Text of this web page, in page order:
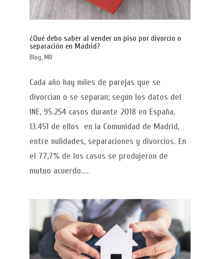
¿Qué debo saber al vender un piso por divorcio o
separación en Madrid?
Blog,MR
Cada año hay miles de parejas que se
divorcian o se separan; según los datos del
INE, 95.254 casos durante 2018 en España,
13.451 de ellos en la Comunidad de Madrid,
entre nulidades, separaciones y divorcios. En
el 77,7% de los casos se produjeron de
mutuo acuerdo....